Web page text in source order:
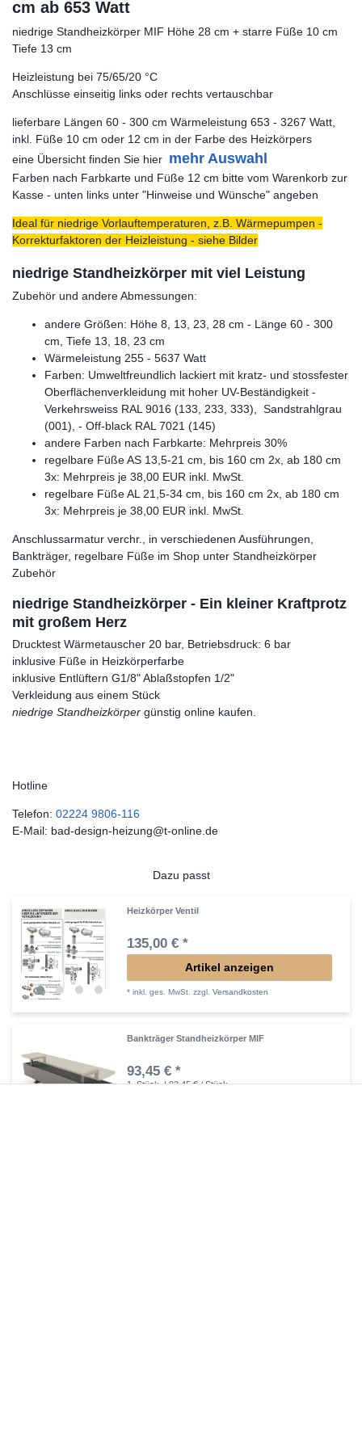
cm ab 653 Watt
niedrige Standheizkörper MIF Höhe 28 cm + starre Füße 10 cm
Tiefe 13 cm
Heizleistung bei 75/65/20 °C
Anschlüsse einseitig links oder rechts vertauschbar
lieferbare Längen 60 - 300 cm Wärmeleistung 653 - 3267 Watt,
inkl. Füße 10 cm oder 12 cm in der Farbe des Heizkörpers
eine Übersicht finden Sie hier mehr Auswahl
Farben nach Farbkarte und Füße 12 cm bitte vom Warenkorb zur
Kasse - unten links unter "Hinweise und Wünsche" angeben
Ideal für niedrige Vorlauftemperaturen, z.B. Wärmepumpen -
Korrekturfaktoren der Heizleistung - siehe Bilder
niedrige Standheizkörper mit viel Leistung
Zubehör und andere Abmessungen:
andere Größen: Höhe 8, 13, 23, 28 cm - Länge 60 - 300
cm, Tiefe 13, 18, 23 cm
Wärmeleistung 255 - 5637 Watt
Farben: Umweltfreundlich lackiert mit kratz- und stossfester
Oberflächenverkleidung mit hoher UV-Beständigkeit -
Verkehrsweiss RAL 9016 (133, 233, 333), Sandstrahlgrau
(001), - Off-black RAL 7021 (145)
andere Farben nach Farbkarte: Mehrpreis 30%
regelbare Füße AS 13,5-21 cm, bis 160 cm 2x, ab 180 cm
3x: Mehrpreis je 38,00 EUR inkl. MwSt.
regelbare Füße AL 21,5-34 cm, bis 160 cm 2x, ab 180 cm
3x: Mehrpreis je 38,00 EUR inkl. MwSt.
Anschlussarmatur verchr., in verschiedenen Ausführungen,
Bankträger, regelbare Füße im Shop unter Standheizkörper
Zubehör
niedrige Standheizkörper - Ein kleiner Kraftprotz
mit großem Herz
Drucktest Wärmetauscher 20 bar, Betriebsdruck: 6 bar
inklusive Füße in Heizkörperfarbe
inklusive Entlüftern G1/8" Ablaßstopfen 1/2"
Verkleidung aus einem Stück
niedrige Standheizkörper günstig online kaufen.
Hotline
Telefon: 02224 9806-116
E-Mail: bad-design-heizung@t-online.de
Dazu passt
Heizkörper Ventil
135,00 € *
Artikel anzeigen
*inkl. ges. MwSt. zzgl.Versandkosten
Bankträger Standheizkörper MIF
93,45 € *
1 Stück | 93,45 € / Stück